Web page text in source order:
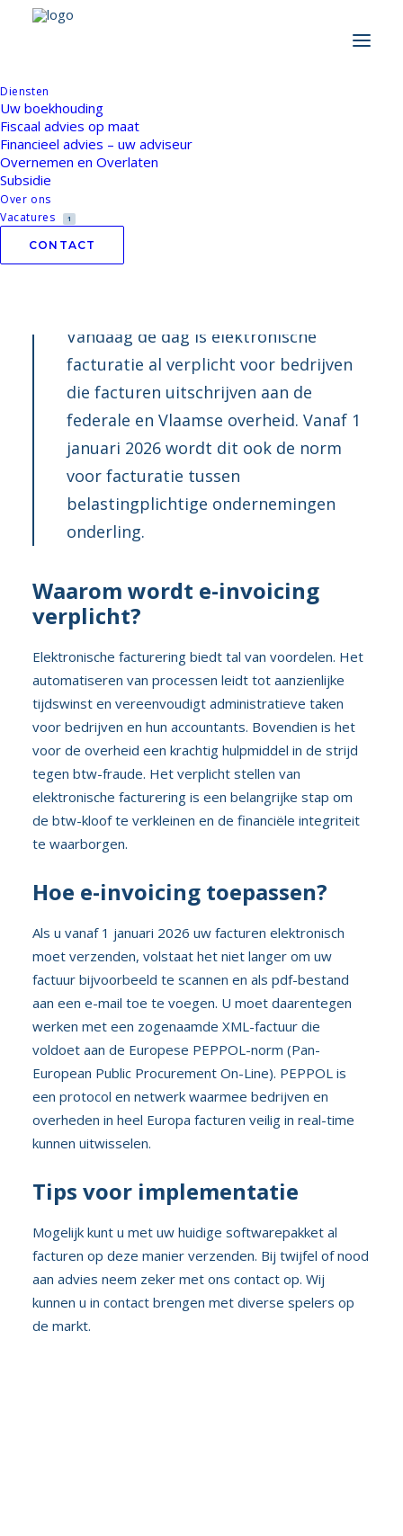
Diensten
Uw boekhouding
Fiscaal advies op maat
Financieel advies – uw adviseur
Overnemen en Overlaten
Subsidie
Over ons
Vacatures
1
CONTACT
Home
E-invoicing tussen
ondernemingen
verplicht vanaf 1
januari 2026
Vandaag de dag is elektronische
facturatie al verplicht voor bedrijven
die facturen uitschrijven aan de
federale en Vlaamse overheid. Vanaf 1
januari 2026 wordt dit ook de norm
voor facturatie tussen
belastingplichtige ondernemingen
onderling.
Waarom wordt e-invoicing
verplicht?
Elektronische facturering biedt tal van voordelen. Het
automatiseren van processen leidt tot aanzienlijke
tijdswinst en vereenvoudigt administratieve taken
voor bedrijven en hun accountants. Bovendien is het
voor de overheid een krachtig hulpmiddel in de strijd
tegen btw-fraude. Het verplicht stellen van
elektronische facturering is een belangrijke stap om
de btw-kloof te verkleinen en de financiële integriteit
te waarborgen.
Hoe e-invoicing toepassen?
Als u vanaf 1 januari 2026 uw facturen elektronisch
moet verzenden, volstaat het niet langer om uw
factuur bijvoorbeeld te scannen en als pdf-bestand
aan een e-mail toe te voegen. U moet daarentegen
werken met een zogenaamde XML-factuur die
voldoet aan de Europese PEPPOL-norm (Pan-
European Public Procurement On-Line). PEPPOL is
een protocol en netwerk waarmee bedrijven en
overheden in heel Europa facturen veilig in real-time
kunnen uitwisselen.
Tips voor implementatie
Mogelijk kunt u met uw huidige softwarepakket al
facturen op deze manier verzenden. Bij twijfel of nood
aan advies neem zeker met ons contact op. Wij
kunnen u in contact brengen met diverse spelers op
de markt.